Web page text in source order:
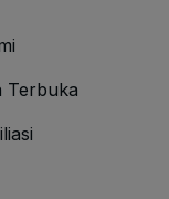
Terbuka